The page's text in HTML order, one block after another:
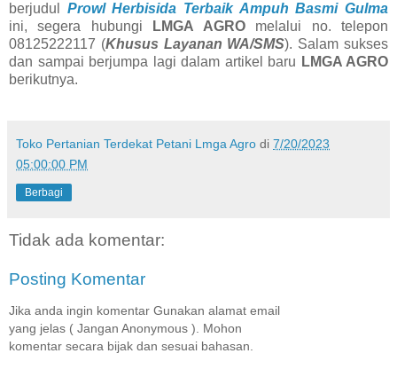
berjudul Prowl Herbisida Terbaik Ampuh Basmi Gulma
ini, segera hubungi
LMGA AGROmelalui no. telepon
08125222117 (Khusus Layanan WA/SMS). Salam sukses
dan sampai berjumpa lagi dalam artikel baru LMGA AGRO
berikutnya.
Toko Pertanian Terdekat Petani Lmga Agro di 7/20/2023
05:00:00 PM
Berbagi
Tidak ada komentar:
Posting Komentar
Jika anda ingin komentar Gunakan alamat email
yang jelas ( Jangan Anonymous ). Mohon
komentar secara bijak dan sesuai bahasan.